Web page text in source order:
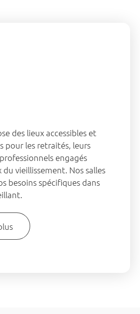
des lieux accessibles et
pour les retraités, leurs
engagés
du vieillissement. Nos salles
besoins spécifiques dans